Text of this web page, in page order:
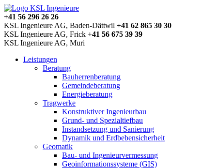
+41 56 296 26 26
KSL Ingenieure AG, Baden-Dättwil +41 62 865 30 30
KSL Ingenieure AG, Frick +41 56 675 39 39
KSL Ingenieure AG, Muri
Leistungen
Beratung
Bauherrenberatung
Gemeindeberatung
Energieberatung
Tragwerke
Konstruktiver Ingenieurbau
Grund- und Spezialtiefbau
Instandsetzung und Sanierung
Dynamik und Erdbebensicherheit
Geomatik
Bau- und Ingenieurvermessung
Geoinformationssysteme (GIS)